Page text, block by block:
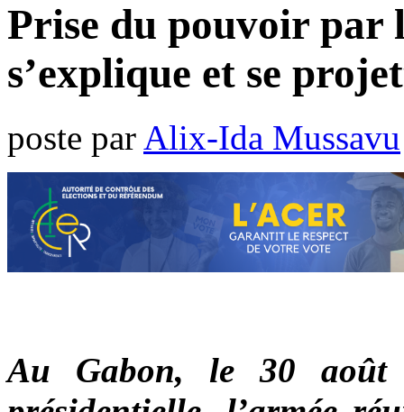
Prise du pouvoir par
s’explique et se
poste par Alix-Ida Mussavu
Au Gabon, le 30 août